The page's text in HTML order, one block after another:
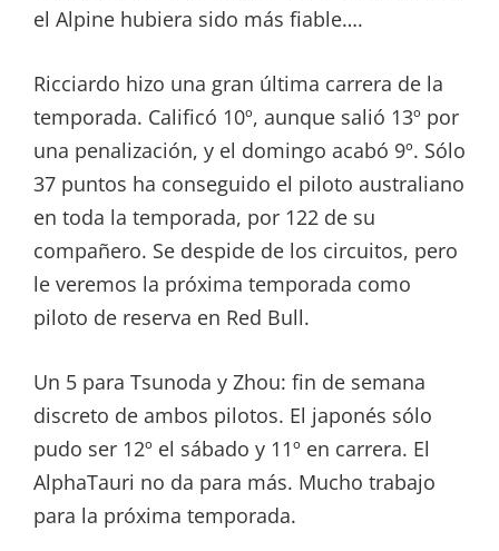
el Alpine hubiera sido más fiable….
Ricciardo hizo una gran última carrera de la
temporada. Calificó 10º, aunque salió 13º por
una penalización, y el domingo acabó 9º. Sólo
37 puntos ha conseguido el piloto australiano
en toda la temporada, por 122 de su
compañero. Se despide de los circuitos, pero
le veremos la próxima temporada como
piloto de reserva en Red Bull.
Un 5 para Tsunoda y Zhou: fin de semana
discreto de ambos pilotos. El japonés sólo
pudo ser 12º el sábado y 11º en carrera. El
AlphaTauri no da para más. Mucho trabajo
para la próxima temporada.